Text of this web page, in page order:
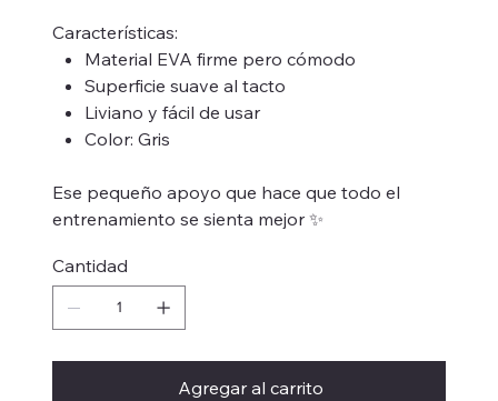
Características:
Material EVA firme pero cómodo
Superficie suave al tacto
Liviano y fácil de usar
Color: Gris
Ese pequeño apoyo que hace que todo el
entrenamiento se sienta mejor ✨
Cantidad
Agregar al carrito